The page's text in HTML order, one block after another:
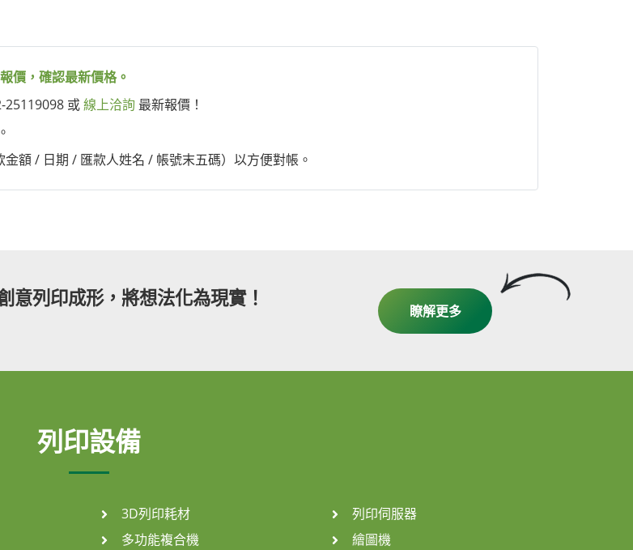
價，確認最新價格。
25119098 或線上洽詢 最新報價！
額 / 日期 / 匯款人姓名 / 帳號末五碼）以方便對帳。
意列印成形，將想法化為現實！
瞭解更多
列印設備
3D列印耗材
多功能複合機
列印伺服器
繪圖機